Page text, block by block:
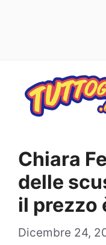
contenuto
Chiara
delle
il prezzo
Dicembre 24,